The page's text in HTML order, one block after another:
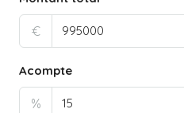
€
Acompte
%